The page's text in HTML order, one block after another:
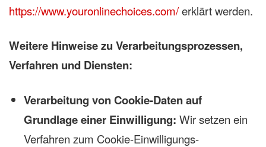
https://www.youronlinechoices.com/erklärt werden.
Weitere Hinweise zu Verarbeitungsprozessen,
Verfahren und Diensten:
Verarbeitung von Cookie-Daten auf
Grundlage einer Einwilligung: Wir setzen ein
Verfahren zum Cookie-Einwilligungs-